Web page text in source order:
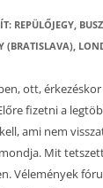
REPÜLŐJEGY,
(BRATISLAVA),
ott,
fizetni a
ami nem
Mit
Vélemények